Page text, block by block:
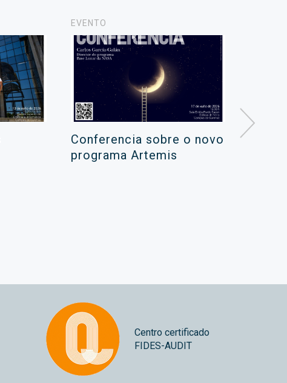
EVENTO
Conferencia sobre o novo
programa Artemis
Centro certificado
FIDES-AUDIT